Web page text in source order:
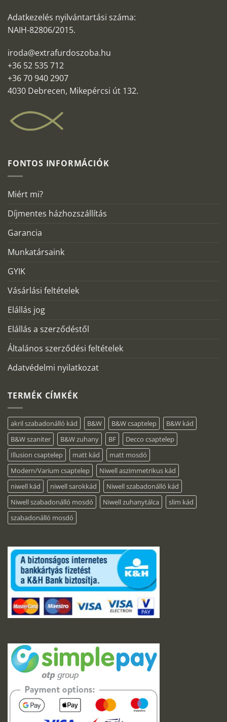
Adatkezelés nyilvántartási száma:
NAIH-82806/2015.
iroda@extrafurdoszoba.hu
+36 52 535 712
+36 70 940 2907
4030 Debrecen, Mikepércsi út 132.
FONTOS INFORMÁCIÓK
Miért mi?
Díjmentes házhozszállítás
Garancia
Munkatársaink
GYIK
Vásárlási feltételek
Elállás jog
Elállás a szerződéstől
Általános szerződési feltételek
Adatvédelmi nyilatkozat
TERMÉK CÍMKÉK
akril szabadonálló kád B&W B&W csaptelep
B&W kád
B&W szaniter
B&W zuhany BF
Decco csaptelep
Illusion csaptelep
matt kád
matt mosdó
Modern/Varium csaptelep
Niwell aszimmetrikus kád
niwell kád
niwell sarokkád
Niwell szabadonálló kád
Niwell szabadonálló mosdó
Niwell zuhanytálca
slim kád
szabadonálló mosdó